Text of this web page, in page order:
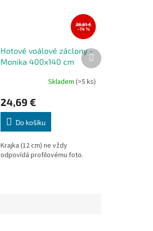
28,81 €
–14 %
Hotové voálové záclony -
Monika 400x140 cm
produktu
je
5,0
z
hvězdiček.
Skladem(>5 ks)
24,69 €
Do košíku
Krajka (12 cm) ne vždy
odpovídá profilovému foto.
Další
produkt